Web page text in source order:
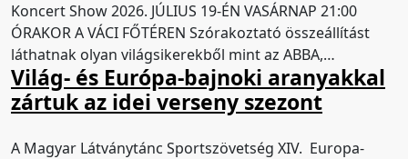
Koncert Show 2026. JÚLIUS 19-ÉN VASÁRNAP 21:00
ÓRAKOR A VÁCI FŐTÉREN Szórakoztató összeállítást
láthatnak olyan világsikerekből mint az ABBA,…
Világ- és Európa-bajnoki aranyakkal
zártuk az idei verseny szezont
A Magyar Látványtánc Sportszövetség XIV. Europa-